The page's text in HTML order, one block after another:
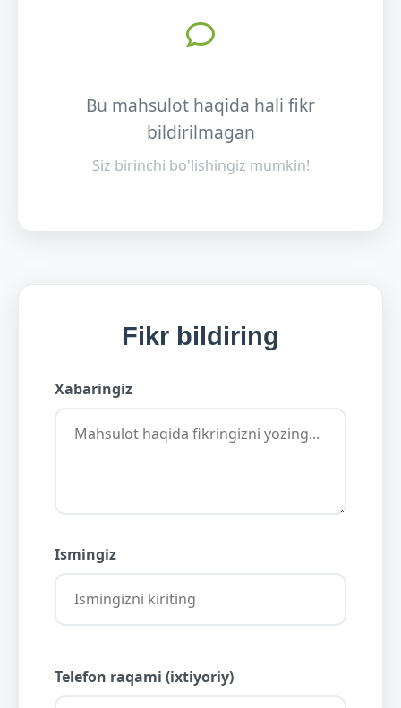
Bu mahsulot haqida hali fikr
bildirilmagan
Siz birinchi bo'lishingiz mumkin!
Fikr bildiring
Xabaringiz
Ismingiz
Telefon raqami (ixtiyoriy)